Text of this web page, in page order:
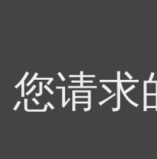
您请